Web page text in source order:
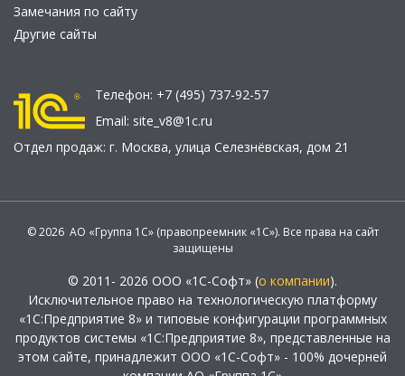
Замечания по сайту
Другие сайты
Телефон: +7 (495) 737-92-57
Email: site_v8@1c.ru
Отдел продаж: г. Москва, улица Селезнёвская, дом 21
© 2026 АО «Группа 1С» (правопреемник «1С»). Все права на сайт
защищены
© 2011- 2026 ООО «1С-Софт» (о компании).
Исключительное право на технологическую платформу
«1С:Предприятие 8» и типовые конфигурации программных
продуктов системы «1С:Предприятие 8», представленные на
этом сайте, принадлежит ООО «1С-Софт» - 100% дочерней